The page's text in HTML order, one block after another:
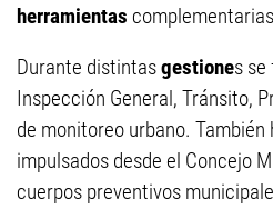
herramientas
Durante distintasgestiones
Inspección General, Tránsito,
de monitoreo urbano. También
impulsados desde el Concejo
cuerpos preventivos